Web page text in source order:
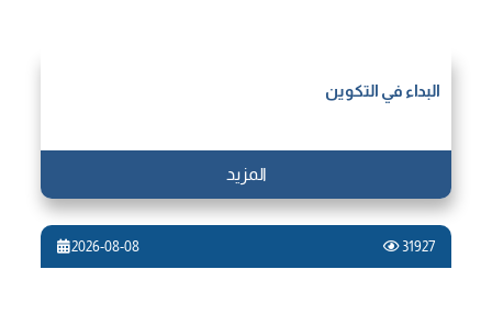
البداء في التكوين
المزيد
31927
2026-08-08